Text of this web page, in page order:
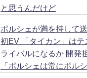
と思うんだけど
ポルシェが満を持して
初EV 「タイカン」はテ
ライバルになるか 開発
「ポルシェは常にポルシ